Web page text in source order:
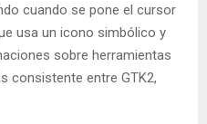
cuando se pone el cursor
usa un icono simbólico y
sobre herramientas
consistente entre GTK2,